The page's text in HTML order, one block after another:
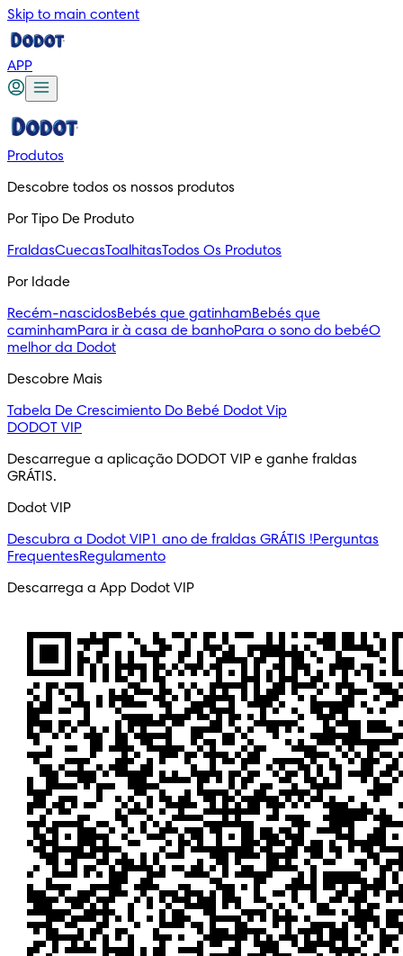
Skip to main content
APP
Produtos
Descobre todos os nossos produtos
Por Tipo De Produto
FraldasCuecasToalhitasTodos Os Produtos
Por Idade
Recém-nascidosBebés que gatinhamBebés que
caminhamPara ir à casa de banhoPara o sono do bebéO
melhor da Dodot
Descobre Mais
Tabela De Crescimiento Do Bebé Dodot Vip
DODOT VIP
Descarregue a aplicação DODOT VIP e ganhe fraldas
GRÁTIS.
Dodot VIP
Descubra a Dodot VIP1 ano de fraldas GRÁTIS !Perguntas
FrequentesRegulamento
Descarrega a App Dodot VIP